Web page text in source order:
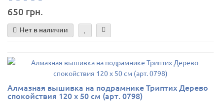
650 грн.
Нет в наличии
Алмазная вышивка на подрамнике Триптих Дерево
спокойствия 120 х 50 см (арт. 0798)